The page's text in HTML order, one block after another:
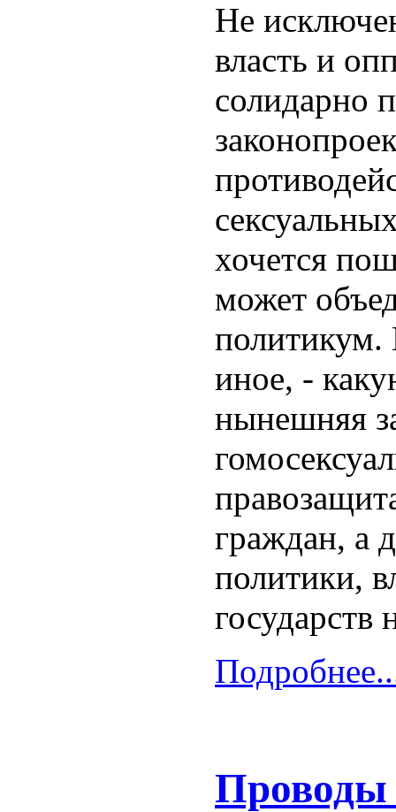
Не
власть и
солидарно
хочется
может
иное, -
нынешняя
граждан, а
политики,
государств
Проводы